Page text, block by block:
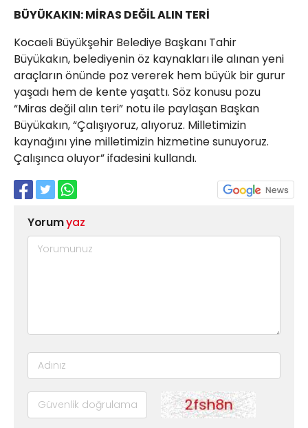
BÜYÜKAKIN: MİRAS DEĞİL ALIN TERİ
Kocaeli Büyükşehir Belediye Başkanı Tahir
Büyükakın, belediyenin öz kaynakları ile alınan yeni
araçların önünde poz vererek hem büyük bir gurur
yaşadı hem de kente yaşattı. Söz konusu pozu
“Miras değil alın teri” notu ile paylaşan Başkan
Büyükakın, “Çalışıyoruz, alıyoruz. Milletimizin
kaynağını yine milletimizin hizmetine sunuyoruz.
Çalışınca oluyor” ifadesini kullandı.
Yorumyaz